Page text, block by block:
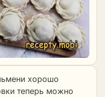
хорошо
теперь можно